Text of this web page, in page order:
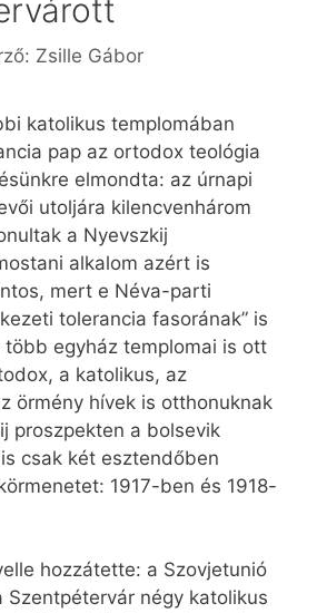
Zsille Gábor
katolikus templomában
pap az ortodox teológia
elmondta: az úrnapi
utoljára kilencvenhárom
a Nyevszkij
alkalom azért is
mert e Néva-parti
tolerancia fasorának” is
több egyház templomai is ott
a katolikus, az
örmény hívek is otthonuknak
proszpekten a bolsevik
csak két esztendőben
1917-ben és 1918-
hozzátette: a Szovjetunió
Szentpétervár négy katolikus